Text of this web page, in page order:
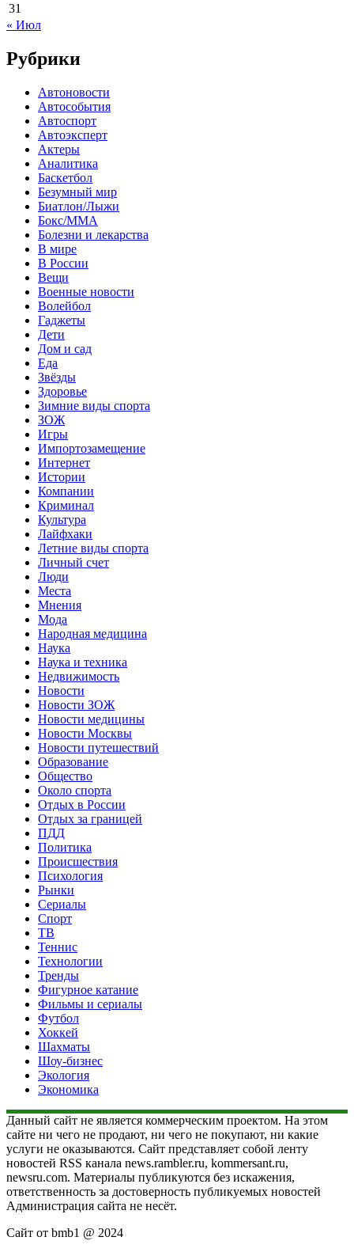
31
« Июл
Рубрики
Автоновости
Автособытия
Автоспорт
Автоэксперт
Актеры
Аналитика
Баскетбол
Безумный мир
Биатлон/Лыжи
Бокс/MMA
Болезни и лекарства
В мире
В России
Вещи
Военные новости
Волейбол
Гаджеты
Дети
Дом и сад
Еда
Звёзды
Здоровье
Зимние виды спорта
ЗОЖ
Игры
Импортозамещение
Интернет
Истории
Компании
Криминал
Культура
Лайфхаки
Летние виды спорта
Личный счет
Люди
Места
Мнения
Мода
Народная медицина
Наука
Наука и техника
Недвижимость
Новости
Новости ЗОЖ
Новости медицины
Новости Москвы
Новости путешествий
Образование
Общество
Около спорта
Отдых в России
Отдых за границей
ПДД
Политика
Происшествия
Психология
Рынки
Сериалы
Спорт
ТВ
Теннис
Технологии
Тренды
Фигурное катание
Фильмы и сериалы
Футбол
Хоккей
Шахматы
Шоу-бизнес
Экология
Экономика
Данный сайт не является коммерческим проектом. На этом
сайте ни чего не продают, ни чего не покупают, ни какие
услуги не оказываются. Сайт представляет собой ленту
новостей RSS канала news.rambler.ru, kommersant.ru,
newsru.com. Материалы публикуются без искажения,
ответственность за достоверность публикуемых новостей
Администрация сайта не несёт.
Сайт от bmb1 @ 2024